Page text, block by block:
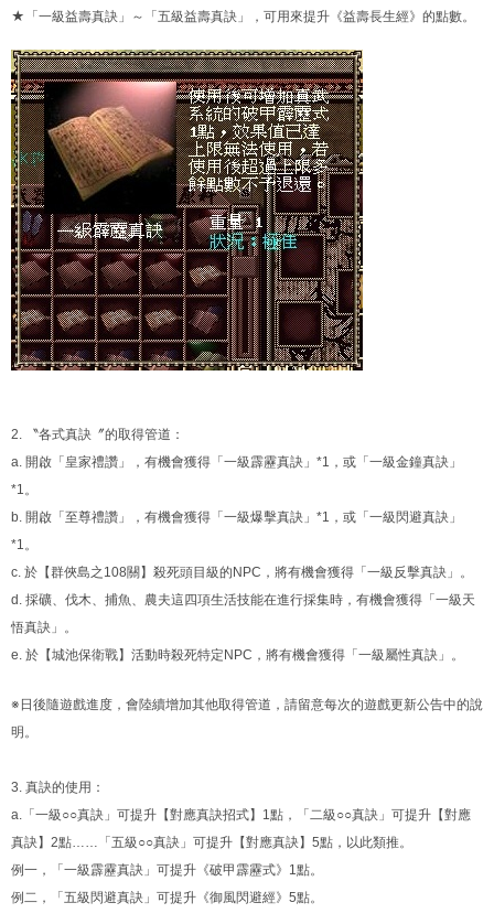
★「一級益壽真訣」～「五級益壽真訣」，可用來提升《益壽長生經》的點數。
2. 〝各式真訣〞的取得管道：
a. 開啟「皇家禮讚」，有機會獲得「一級霹靂真訣」*1，或「一級金鐘真訣」
*1。
b. 開啟「至尊禮讚」，有機會獲得「一級爆擊真訣」*1，或「一級閃避真訣」
*1。
c. 於【群俠島之108關】殺死頭目級的NPC，將有機會獲得「一級反擊真訣」。
d. 採礦、伐木、捕魚、農夫這四項生活技能在進行採集時，有機會獲得「一級天
悟真訣」。
e. 於【城池保衛戰】活動時殺死特定NPC，將有機會獲得「一級屬性真訣」。
※日後隨遊戲進度，會陸續增加其他取得管道，請留意每次的遊戲更新公告中的說
明。
3. 真訣的使用：
a.「一級○○真訣」可提升【對應真訣招式】1點，「二級○○真訣」可提升【對應
真訣】2點……「五級○○真訣」可提升【對應真訣】5點，以此類推。
例一，「一級霹靂真訣」可提升《破甲霹靂式》1點。
例二，「五級閃避真訣」可提升《御風閃避經》5點。